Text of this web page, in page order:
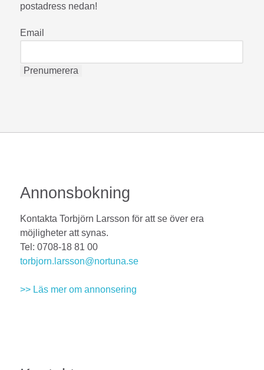
postadress nedan!
Email
Annonsbokning
Kontakta Torbjörn Larsson för att se över era
möjligheter att synas.
Tel: 0708-18 81 00
torbjorn.larsson@nortuna.se
>> Läs mer om annonsering